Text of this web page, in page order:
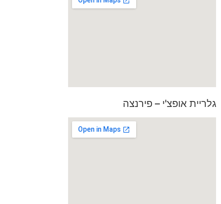
גלריית אופצ'י – פירנצה